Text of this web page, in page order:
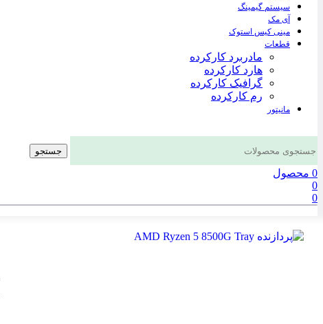
سیستم گیمینگ
آی مک
مینی کیس استوک
قطعات
مادربرد کارکرده
هارد کارکرده
گرافیک کارکرده
رم کارکرده
مانیتور
جستجو
0 محصول
0
0